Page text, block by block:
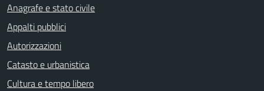
Anagrafe e stato civile
Appalti pubblici
Autorizzazioni
Catasto e urbanistica
Cultura e tempo libero